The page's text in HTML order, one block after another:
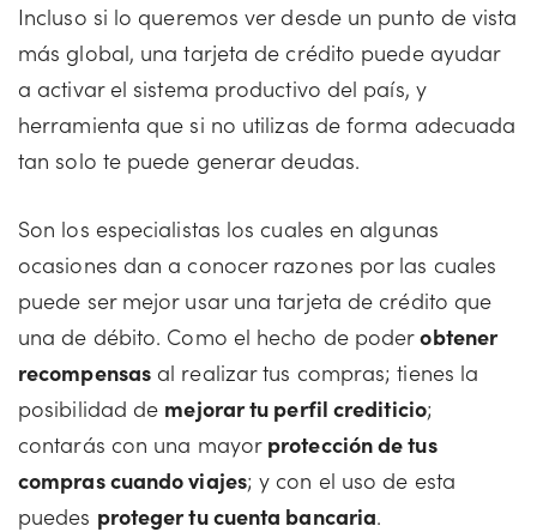
Incluso si lo queremos ver desde un punto de vista
más global, una tarjeta de crédito puede ayudar
a activar el sistema productivo del país, y
herramienta que si no utilizas de forma adecuada
tan solo te puede generar deudas.
Son los especialistas los cuales en algunas
ocasiones dan a conocer razones por las cuales
puede ser mejor usar una tarjeta de crédito que
una de débito. Como el hecho de poderobtener
recompensas al realizar tus compras; tienes la
posibilidad de mejorar tu perfil crediticio;
contarás con una mayor protección de tus
compras cuando viajes; y con el uso de esta
puedes proteger tu cuenta bancaria.